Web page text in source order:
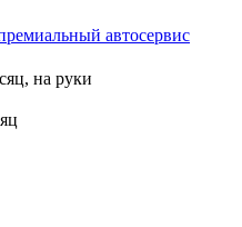
автосервис
на руки